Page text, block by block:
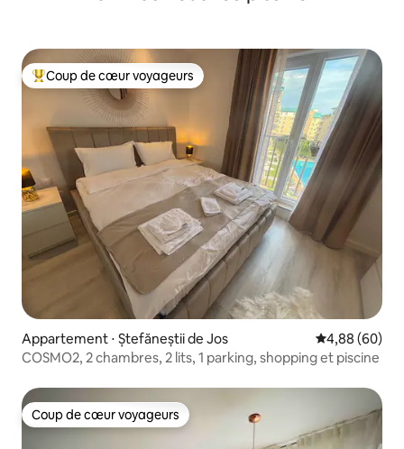
Coups de cœur voyageurs les plus appréciés
Coup de cœur voyageurs
Appartement ⋅ Ștefăneștii de Jos Évaluation
4,88 (60)
COSMO2, 2 chambres, 2 lits, 1 parking, shopping et piscine
Coup de cœur voyageurs
Coup de cœur voyageurs